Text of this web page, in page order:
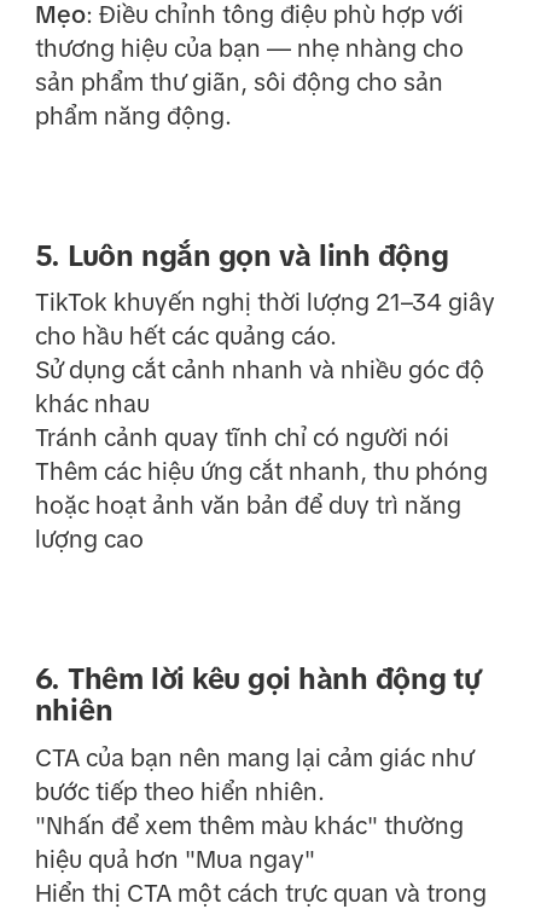
Mẹo: Điều chỉnh tông điệu phù hợp với
thương hiệu của bạn — nhẹ nhàng cho
sản phẩm thư giãn, sôi động cho sản
phẩm năng động.
5. Luôn ngắn gọn và linh động
TikTok khuyến nghị thời lượng 21–34 giây
cho hầu hết các quảng cáo.
Sử dụng cắt cảnh nhanh và nhiều góc độ
khác nhau
Tránh cảnh quay tĩnh chỉ có người nói
Thêm các hiệu ứng cắt nhanh, thu phóng
hoặc hoạt ảnh văn bản để duy trì năng
lượng cao
6. Thêm lời kêu gọi hành động tự
nhiên
CTA của bạn nên mang lại cảm giác như
bước tiếp theo hiển nhiên.
"Nhấn để xem thêm màu khác" thường
hiệu quả hơn "Mua ngay"
Hiển thị CTA một cách trực quan và trong